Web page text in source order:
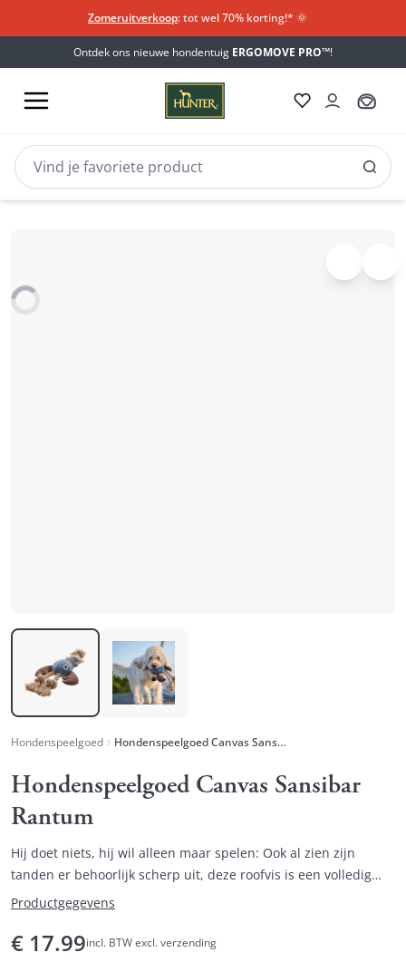
Zomeruitverkoop: tot wel 70% korting!*​ 🌞
Ontdek ons nieuwe hondentuig ERGOMOVE PRO™!
Hondenspeelgoed Hondenspeelgoed Canvas Sansibar Rantum
Hondenspeelgoed Canvas Sansibar
Rantum
Hij doet niets, hij wil alleen maar spelen: Ook al zien zijn
tanden er behoorlijk scherp uit, deze roofvis is een volledig
tam kameraadje.
Productgegevens
€ 17.99incl. BTW excl. verzending